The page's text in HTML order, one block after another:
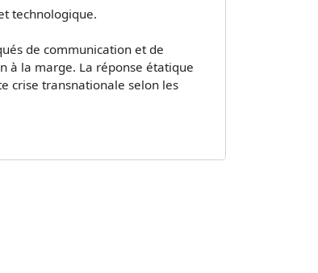
technologique.
de communication et de
à la marge. La réponse étatique
crise transnationale selon les